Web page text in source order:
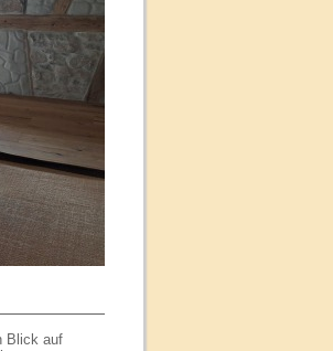
Blick auf